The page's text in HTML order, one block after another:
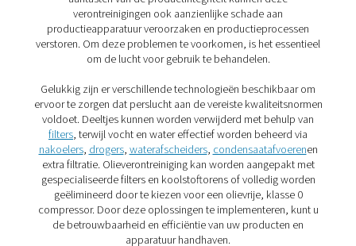
Tot slot speelt perslucht een belangrijke rol bij de
van de grote hoeveelheid afvalwater die de
genereert.
Het belang van
de textielproductie
Onbehandelde perslucht bevat vocht, deeltjes en
allemaal een negatieve invloed kunnen hebben op de